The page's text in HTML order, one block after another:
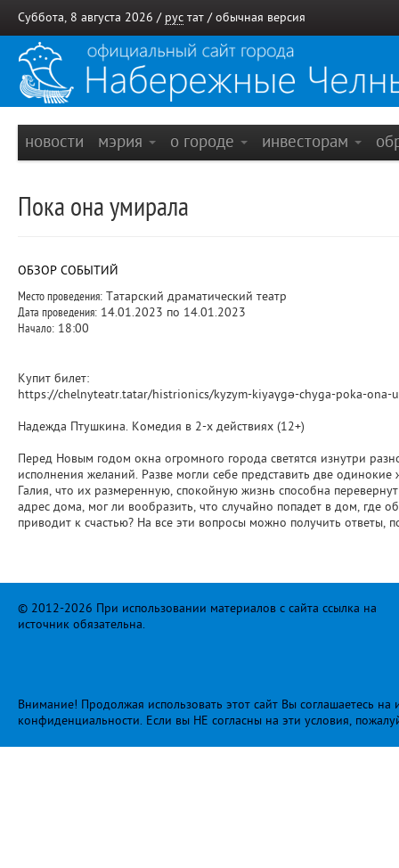
Суббота, 8 августа 2026 / рус тат / обычная версия
новости мэрия о городе инвесторам
Пока она умирала
ОБЗОР СОБЫТИЙ
Место проведения: Татарский драматический театр
Дата проведения: 14.01.2023 по 14.01.2023
Начало: 18:00
Купит билет:
https://chelnyteatr.tatar/histrionics/kyzym-kiyaүgә-chyga-poka-ona-
Надежда Птушкина. Комедия в 2-х действиях (12+)
Перед Новым годом окна огромного города светятся изнутри
исполнения желаний. Разве могли себе представить две
Галия, что их размеренную, спокойную жизнь способна
адрес дома, мог ли вообразить, что случайно попадет в дом, где
приводит к счастью? На все эти вопросы можно получить ответы,
© 2012-2026 При использовании материалов с сайта ссылка на
источник обязательна.
Внимание! Продолжая использовать этот сайт Вы соглашаетесь
конфиденциальности. Если вы НЕ согласны на эти условия,